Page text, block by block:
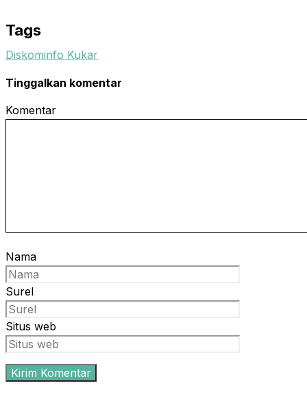
Tags
Diskominfo Kukar
Tinggalkan komentar
Komentar
Nama
Surel
Situs web